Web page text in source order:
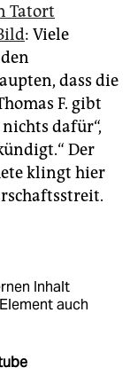
Tatort
: Viele
dass die
F. gibt
dafür“,
Der
klingt hier
Inhalt
auch